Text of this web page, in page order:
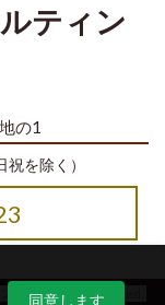
同意します
ティン
の1
を除く）
グ All Rights Reserved.